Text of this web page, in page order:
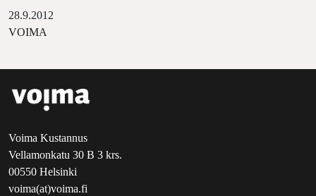
28.9.2012
VOIMA
Voima Kustannus
Vellamonkatu 30 B 3 krs.
00550 Helsinki
voima(at)voima.fi